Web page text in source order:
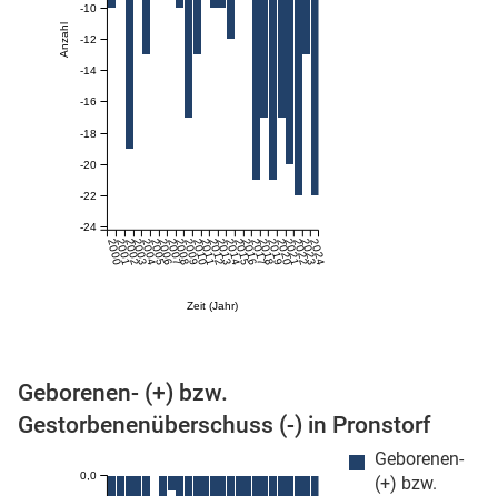
(Mikrozensus)
Zeit (Jahr)
200020012002200320042005200620072008200920102011201220132014201520162017201820192020202120222023
2024
Anzahl
-24
-22
-20
-18
-16
-14
-12
-10
Geborenen- (+) bzw.
Gestorbenenüberschuss (-) in Pronstorf
Geborenen-
(+) bzw.
0,0